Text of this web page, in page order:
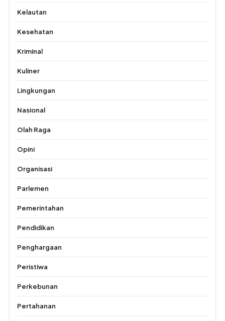
Kelautan
Kesehatan
Kriminal
Kuliner
Lingkungan
Nasional
Olah Raga
Opini
Organisasi
Parlemen
Pemerintahan
Pendidikan
Penghargaan
Peristiwa
Perkebunan
Pertahanan